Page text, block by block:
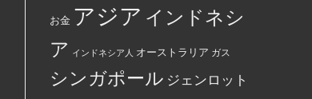
制
裁
と
て
指
て
永
権
カ
ド
に
怒
り、
員
丼
に
お金 アジア インドネシ
ア インドネシア人 オーストラリア ガス
シンガポール ジェンロット